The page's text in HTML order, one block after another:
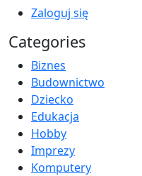
Zaloguj się
Categories
Biznes
Budownictwo
Dziecko
Edukacja
Hobby
Imprezy
Komputery